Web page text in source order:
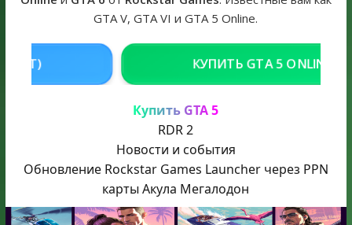
GTA V, GTA VI и GTA 5 Online.
GTA 5 ONLINE НА PC РЕШЕНИЕ
Купить GTA 5
RDR 2
Новости и события
Обновление Rockstar Games Launcher через PPN
карты Акула Мегалодон